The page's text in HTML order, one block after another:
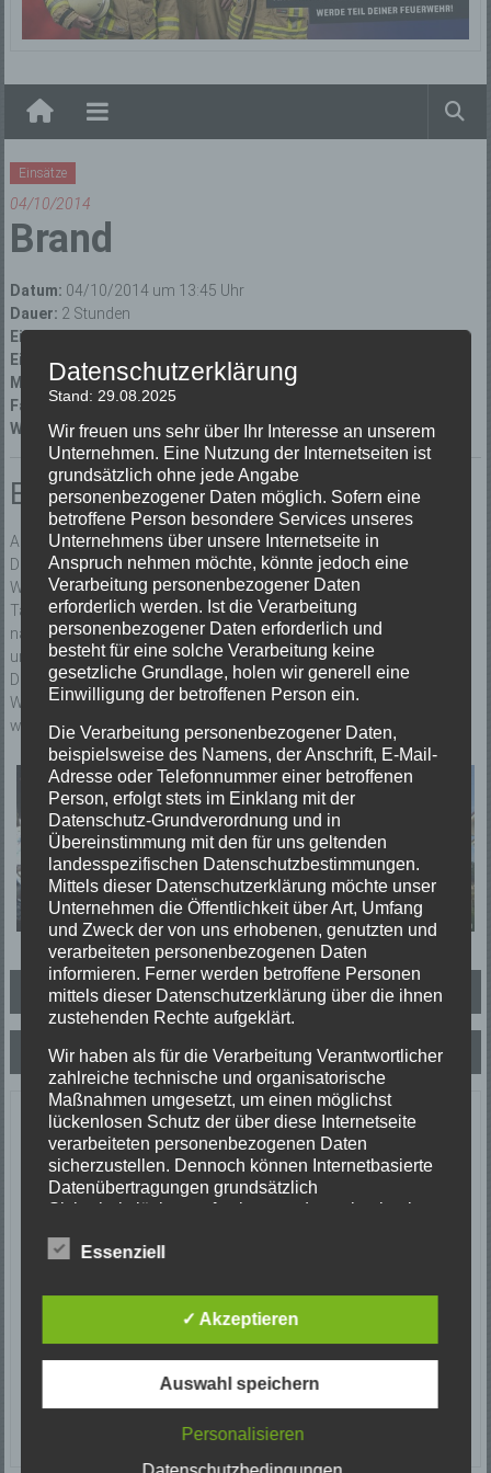
Elzach
Einsätze
04/10/2014
Brand
Datum: 04/10/2014 um 13:45 Uhr
Dauer: 2 Stunden
Einsatzart:
Einsatzort:
Winden im Elztal
Mannschaftsstärke:15
Fahrzeuge: Florian Elzach 1/10
Weitere Kräfte:Freiwillige Feuerwehr Winden im Elztal
Einsatzbericht:
Am Samstag kam es in Oberwinden zu einem Dachstuhlbrand.
Durch die Freiwillige Feuerwehr Winden im Elztal wurde die
Wärmebildkamera, sowie im weiteren Verlauf die Drehleiter und das
Tanklöschfahrzeug der Stützpunktwehr Elzach zur Überlandhilfe
nachgefordert. Der Brand konnte von der Feuerwehr Winden i.E.
unter Kontrolle gebracht, und auch gelöscht werden. Mithilfe der
Drehleiter wurde das Dach geöffnet sowie mithilfe der
Wärmebildkamera nach Glutnestern gesucht. Die Feuerwehr Elzach
war rund 2,0 Std. im Einsatz.
Beitragsnavigation
Verkehrsunfall
Verkehrsunfall
Letzte Einsätze
ABC-1, Ölspur klein
23/06/2026
Einsatzort: Oberprechtal
TH1 Tier in Not
Datenschutzerklärung
Stand: 29.08.2025
Wir freuen uns sehr über Ihr Interesse an unserem
Unternehmen. Eine Nutzung der Internetseiten ist
grundsätzlich ohne jede Angabe
personenbezogener Daten möglich. Sofern eine
betroffene Person besondere Services unseres
Unternehmens über unsere Internetseite in
Anspruch nehmen möchte, könnte jedoch eine
Verarbeitung personenbezogener Daten
erforderlich werden. Ist die Verarbeitung
personenbezogener Daten erforderlich und
besteht für eine solche Verarbeitung keine
gesetzliche Grundlage, holen wir generell eine
Einwilligung der betroffenen Person ein.
Die Verarbeitung personenbezogener Daten,
beispielsweise des Namens, der Anschrift, E-Mail-
Adresse oder Telefonnummer einer betroffenen
Person, erfolgt stets im Einklang mit der
Datenschutz-Grundverordnung und in
Übereinstimmung mit den für uns geltenden
landesspezifischen Datenschutzbestimmungen.
Mittels dieser Datenschutzerklärung möchte unser
Unternehmen die Öffentlichkeit über Art, Umfang
und Zweck der von uns erhobenen, genutzten und
verarbeiteten personenbezogenen Daten
informieren. Ferner werden betroffene Personen
mittels dieser Datenschutzerklärung über die ihnen
zustehenden Rechte aufgeklärt.
Wir haben als für die Verarbeitung Verantwortlicher
zahlreiche technische und organisatorische
Maßnahmen umgesetzt, um einen möglichst
lückenlosen Schutz der über diese Internetseite
verarbeiteten personenbezogenen Daten
sicherzustellen. Dennoch können Internetbasierte
Datenübertragungen grundsätzlich
Sicherheitslücken aufweisen, sodass ein absoluter
diesem Grund steht es jeder betroffenen Person
alternativen Wegen, beispielsweise telefonisch, an
uns zu übermitteln.
und Verordnungsgeber beim Erlass der Datenschutz-
Essenziell
✓ Akzeptieren
Auswahl speichern
Personalisieren